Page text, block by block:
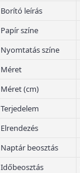
Borító leírás
Papír színe
Nyomtatás színe
Méret
Méret (cm)
Terjedelem
Elrendezés
Naptár beosztás
Időbeosztás